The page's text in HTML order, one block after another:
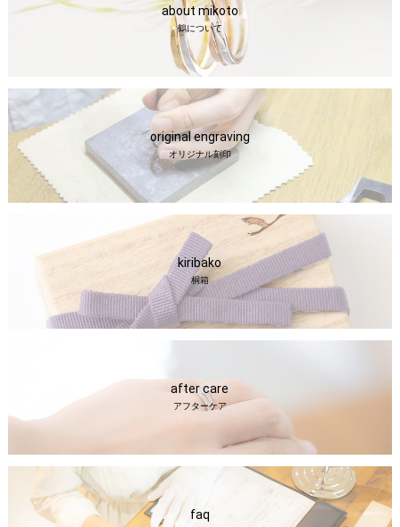
about mikoto
鶴について
original engraving
オリジナル刻印
kiribako
桐箱
after care
アフターケア
faq